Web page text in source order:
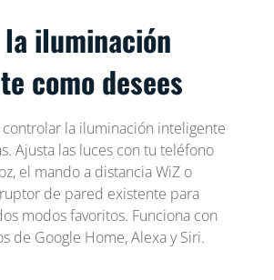
iluminación
como desees
la iluminación inteligente
Ajusta las luces con tu teléfono
el mando a distancia WiZ o
de pared existente para
modos favoritos. Funciona con
de Google Home, Alexa y Siri.